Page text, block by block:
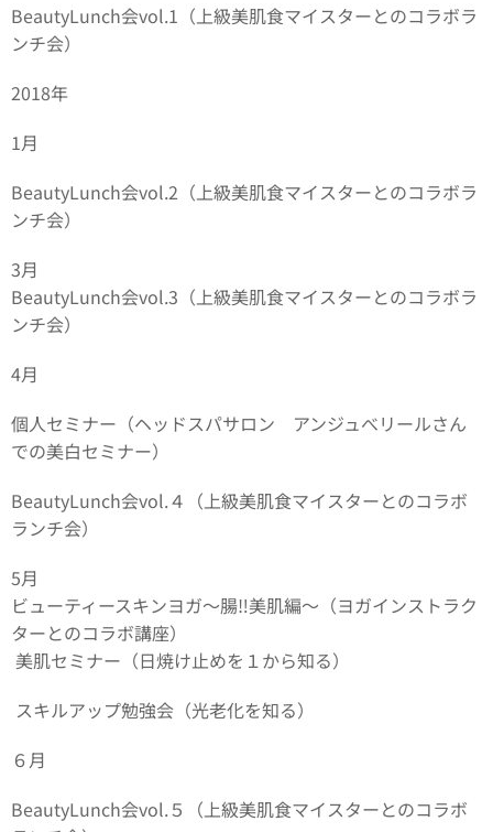
BeautyLunch会vol.1（上級美肌食マイスターとのコラボラ
ンチ会）
2018年
1月
BeautyLunch会vol.2（上級美肌食マイスターとのコラボラ
ンチ会）
3月
BeautyLunch会vol.3（上級美肌食マイスターとのコラボラ
ンチ会）
4月
個人セミナー（ヘッドスパサロン アンジュべリールさん
での美白セミナー）
BeautyLunch会vol.４（上級美肌食マイスターとのコラボ
ランチ会）
5月
ビューティースキンヨガ～腸‼美肌編～（ヨガインストラク
ターとのコラボ講座）
美肌セミナー（日焼け止めを１から知る）
スキルアップ勉強会（光老化を知る）
６月
BeautyLunch会vol.５（上級美肌食マイスターとのコラボ